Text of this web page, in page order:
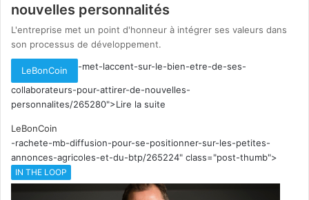
nouvelles personnalités
L'entreprise met un point d'honneur à intégrer ses valeurs dans
son processus de développement.
LeBonCoin -met-laccent-sur-le-bien-etre-de-ses-
collaborateurs-pour-attirer-de-nouvelles-
personnalites/265280">Lire la suite
LeBonCoin
-rachete-mb-diffusion-pour-se-positionner-sur-les-petites-
annonces-agricoles-et-du-btp/265224" class="post-thumb">
IN THE LOOP